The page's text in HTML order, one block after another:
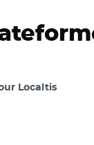
Localtis